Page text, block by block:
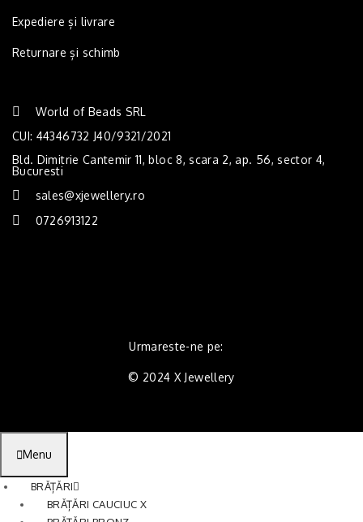
Expediere și livrare
Returnare și schimb
World of Beads SRL
CUI: 44346732 J40/9321/2021
Bld. Dimitrie Cantemir 11, bloc 8, scara 2, ap. 56, sector 4,
Bucuresti
sales@xjewellery.ro
0726913122
Urmareste-ne pe:
© 2024 X Jewellery
Menu
BRĂȚĂRI
BRĂȚĂRI CAUCIUC X